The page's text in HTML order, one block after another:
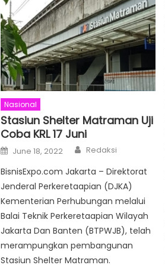
Nasional
Stasiun Shelter Matraman Uji
Coba KRL 17 Juni
Posted
on
June 18, 2022 Author
Redaksi
BisnisExpo.com Jakarta – Direktorat
Jenderal Perkeretaapian (DJKA)
Kementerian Perhubungan melalui
Balai Teknik Perkeretaapian Wilayah
Jakarta Dan Banten (BTPWJB), telah
merampungkan pembangunan
Stasiun Shelter Matraman.